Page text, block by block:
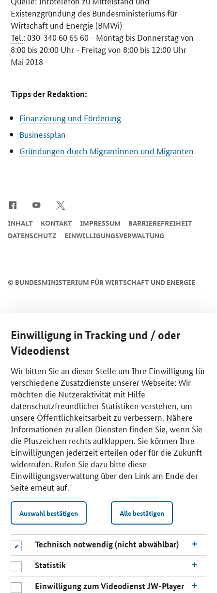
Existenzgründung des Bundesministeriums für
Wirtschaft und Energie (BMWi)
Tel.: 030-340 60 65 60 - Montag bis Donnerstag von
8:00 bis 20:00 Uhr - Freitag von 8:00 bis 12:00 Uhr
Mai 2018
Tipps der Redaktion:
Finanzierung und Förderung
Businessplan
Gründungen durch Migrantinnen und Migranten
© BUNDESMINISTERIUM FÜR WIRTSCHAFT UND ENERGIE
INHALT KONTAKT IMPRESSUM
BARRIEREFREIHEIT
DATENSCHUTZ
EINWILLIGUNGSVERWALTUNG
Einwilligung in Tracking und / oder
Videodienst
Wir bitten Sie an dieser Stelle um Ihre Einwilligung für
verschiedene Zusatzdienste unserer Webseite: Wir
möchten die Nutzeraktivität mit Hilfe
datenschutzfreundlicher Statistiken verstehen, um
unsere Öffentlichkeitsarbeit zu verbessern. Nähere
Informationen zu allen Diensten finden Sie, wenn Sie
die Pluszeichen rechts aufklappen. Sie können Ihre
Einwilligungen jederzeit erteilen oder für die Zukunft
widerrufen. Rufen Sie dazu bitte diese
Einwilligungsverwaltung über den Link am Ende der
Seite erneut auf.
Auswahl bestätigen Alle bestätigen
Technisch notwendig (nicht abwählbar)
Statistik
Einwilligung zum Videodienst JW-Player